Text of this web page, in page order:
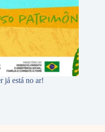
já está no ar!